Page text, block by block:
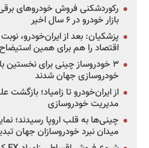
رکوردشکنی فروش خودروهای
بازار خودرو در ۶ سال اخیر
پزشکیان: بعد از ایران‌خودرو،
اقتصاد را هم برای همین
خودروسازی جهان شدند
از ایران‌خودرو تا زامیاد؛
مدیریت خودروسازی
میدان نبرد خودروسازان جهان